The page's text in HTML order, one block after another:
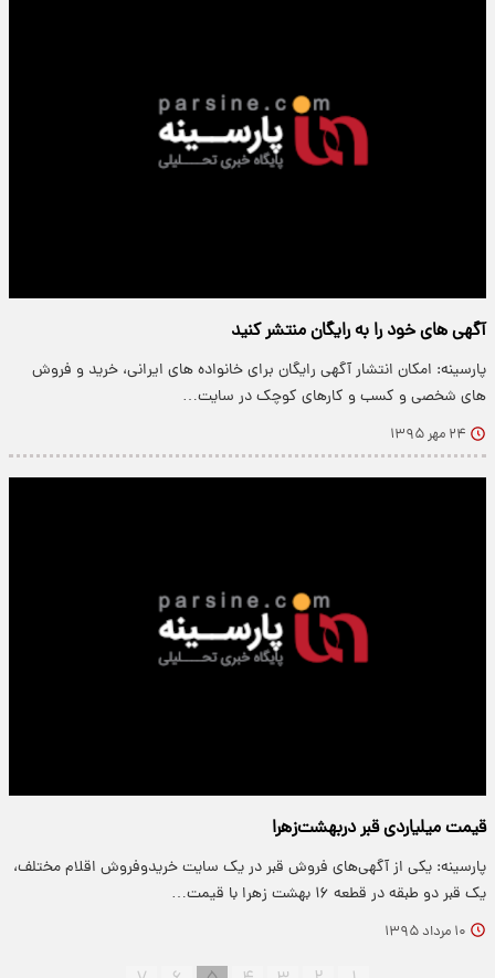
آگهی های خود را به رایگان منتشر کنید
پارسینه: امکان انتشار آگهی رایگان برای خانواده های ایرانی، خرید و فروش
های شخصی و کسب و کارهای کوچک در سایت…
۲۴ مهر ۱۳۹۵
قیمت میلیاردی قبر دربهشت‌زهرا
پارسینه: یکی از آگهی‌های فروش قبر در یک سایت خریدوفروش اقلام مختلف،
یک قبر دو طبقه در قطعه ۱۶ بهشت زهرا با قیمت…
۱۰ مرداد ۱۳۹۵